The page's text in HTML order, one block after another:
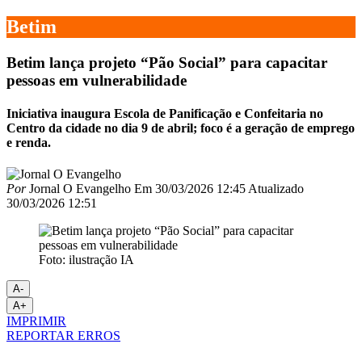
Betim
Betim lança projeto “Pão Social” para capacitar
pessoas em vulnerabilidade
Iniciativa inaugura Escola de Panificação e Confeitaria no
Centro da cidade no dia 9 de abril; foco é a geração de emprego
e renda.
PorJornal O Evangelho Em 30/03/2026 12:45 Atualizado
30/03/2026 12:51
Foto: ilustração IA
A-
A+
IMPRIMIR
REPORTAR ERROS